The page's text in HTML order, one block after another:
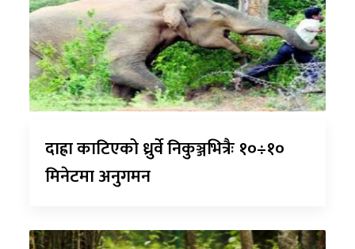
दाह्रा काटिएको ध्रुर्वे निकुञ्जभित्रैः १०÷१०
मिनेटमा अनुगमन